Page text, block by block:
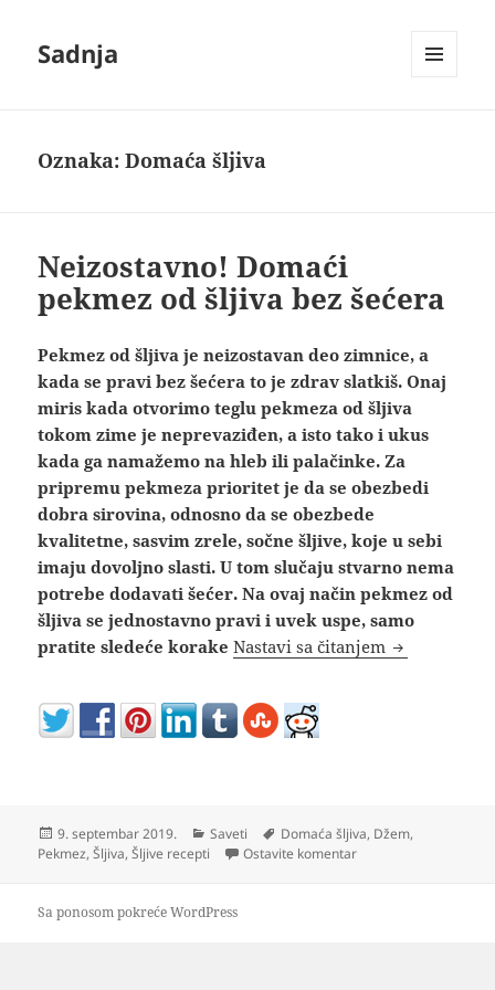
Sadnja
Oznaka:Domaća šljiva
Neizostavno! Domaći
pekmez od šljiva bez šećera
Pekmez od šljiva je neizostavan deo zimnice, a
kada se pravi bez šećera to je zdrav slatkiš. Onaj
miris kada otvorimo teglu pekmeza od šljiva
tokom zime je neprevaziđen, a isto tako i ukus
kada ga namažemo na hleb ili palačinke. Za
pripremu pekmeza prioritet je da se obezbedi
dobra sirovina, odnosno da se obezbede
kvalitetne, sasvim zrele, sočne šljive, koje u sebi
imaju dovoljno slasti. U tom slučaju stvarno nema
potrebe dodavati šećer. Na ovaj način pekmez od
šljiva se jednostavno pravi i uvek uspe, samo
pratite sledeće korake Nastavi sa čitanjem
Objavljeno
9. septembar 2019. Kategorije
Saveti Oznake
Domaća šljiva, Džem,
Pekmez,Šljiva,Šljive recepti Ostavite komentarna Neizostavno!
Sa ponosom pokreće WordPress